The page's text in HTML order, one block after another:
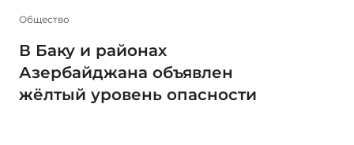
Общество
В Баку и районах
Азербайджана объявлен
жёлтый уровень опасности